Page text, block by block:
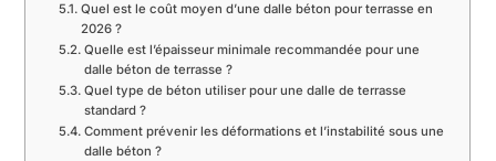
Quel est le coût moyen d’une dalle béton pour terrasse en
2026 ?
Quelle est l’épaisseur minimale recommandée pour une
dalle béton de terrasse ?
Quel type de béton utiliser pour une dalle de terrasse
standard ?
Comment prévenir les déformations et l’instabilité sous une
dalle béton ?